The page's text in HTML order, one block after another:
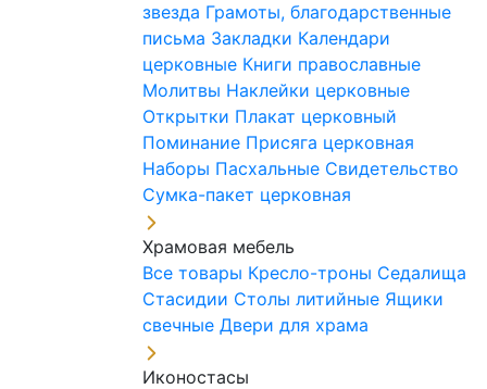
звезда Грамоты, благодарственные
письма Закладки Календари
церковные Книги православные
Молитвы Наклейки церковные
Открытки Плакат церковный
Поминание Присяга церковная
Наборы Пасхальные Свидетельство
Сумка-пакет церковная
Храмовая мебель
Все товары Кресло-троны Седалища
Стасидии Столы литийные Ящики
свечные Двери для храма
Иконостасы